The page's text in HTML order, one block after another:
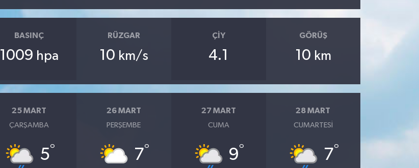
BASINÇ
1009 hpa
RÜZGAR
10 km/s
ÇIY
4.1
GÖRÜŞ
10 km
25 MART
ÇARŞAMBA
5°
26 MART
PERŞEMBE
7°
27 MART
CUMA
9°
28 MART
CUMARTESI
7°